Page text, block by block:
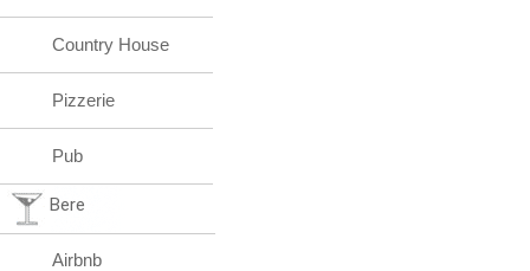
Country House
Pizzerie
Pub
Bere
Airbnb